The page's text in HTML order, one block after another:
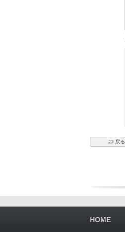
戻る
HOME